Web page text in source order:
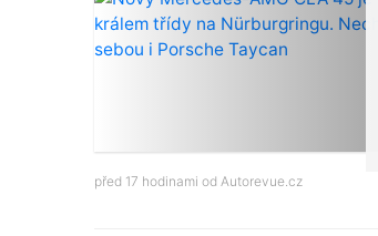
před 17 hodinami od Autorevue.cz